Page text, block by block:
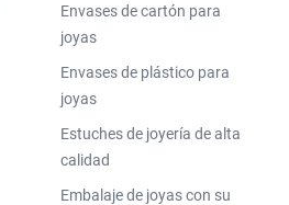
Envases de cartón para
joyas
Envases de plástico para
joyas
Estuches de joyería de alta
calidad
Embalaje de joyas con su